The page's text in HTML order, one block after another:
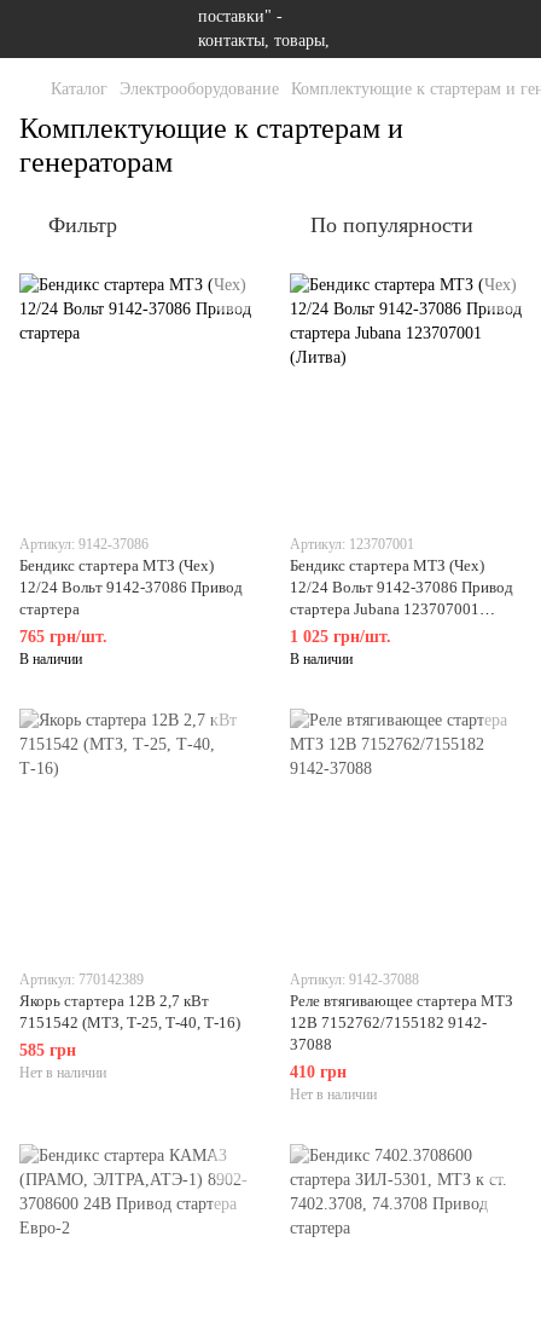
Каталог Электрооборудование Комплектующие к стартерам и
Комплектующие к стартерам и
генераторам
Фильтр По популярности
Артикул: 9142-37086
Бендикс стартера МТЗ (Чех)
12/24 Вольт 9142-37086 Привод
стартера
765 грн/шт.
В наличии
Артикул: 123707001
Бендикс стартера МТЗ (Чех)
12/24 Вольт 9142-37086 Привод
стартера Jubana 123707001
(Литва)
1 025 грн/шт.
В наличии
Артикул: 770142389
Якорь стартера 12В 2,7 кВт
7151542 (МТЗ, Т-25, Т-40, Т-16)
585 грн
Нет в наличии
Артикул: 9142-37088
Реле втягивающее стартера МТЗ
12В 7152762/7155182 9142-
37088
410 грн
Нет в наличии